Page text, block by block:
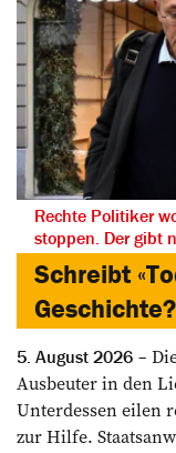
Rechte Politiker
stoppen. Der gibt
Schreibt
Geschichte?
5. August 2026
Ausbeuter in den
Unterdessen eilen
zur Hilfe.